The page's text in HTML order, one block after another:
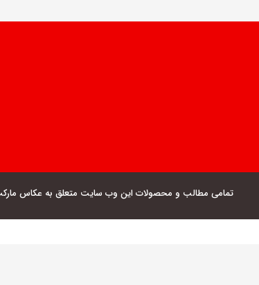
تمامی مطالب و محصولات این وب سایت متعلق به عکاس